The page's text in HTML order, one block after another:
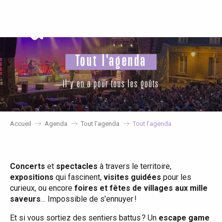
principal
Tout l'agenda
il y en a pour tous les goûts
Accueil Agenda Tout l’agenda Tout l’agenda
Concerts et spectacles à travers le territoire,
expositions qui fascinent, visites guidées pour les
curieux, ou encore foires et fêtes de villages aux mille
saveurs… Impossible de s’ennuyer !
Et si vous sortiez des sentiers battus ? Un escape game